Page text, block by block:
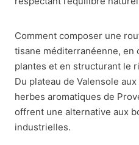
Comment composer une
tisane méditerranéenne, en
plantes et en structurant le
Du plateau de Valensole
herbes aromatiques de
offrent une alternative aux
industrielles.